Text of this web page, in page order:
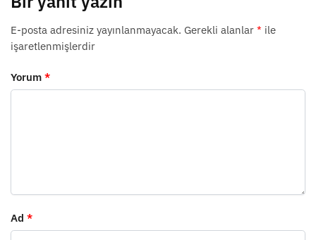
E-posta adresiniz yayınlanmayacak. Gerekli alanlar * ile
işaretlenmişlerdir
Yorum *
Ad *